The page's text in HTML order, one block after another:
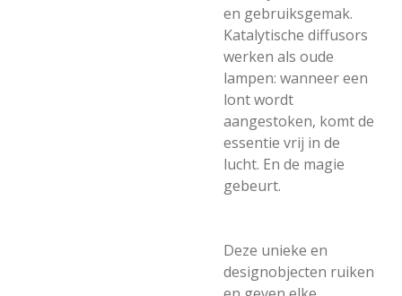
en gebruiksgemak.
Katalytische diffusors
werken als oude
lampen: wanneer een
lont wordt
aangestoken, komt de
essentie vrij in de
lucht. En de magie
gebeurt.
Deze unieke en
designobjecten ruiken